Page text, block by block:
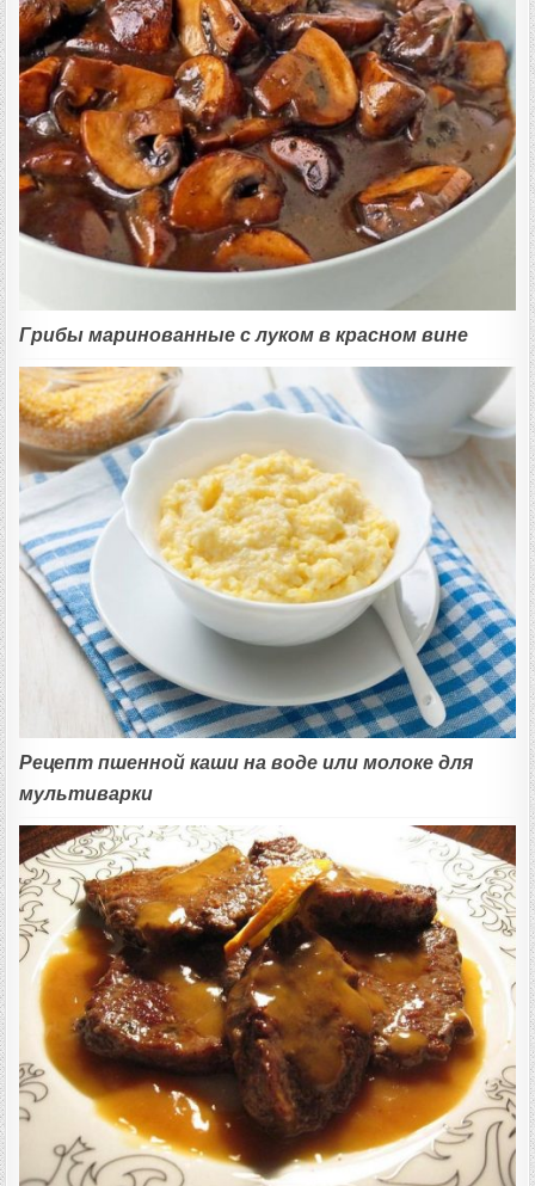
Грибы маринованные с луком в красном вине
Рецепт пшенной каши на воде или молоке для
мультиварки